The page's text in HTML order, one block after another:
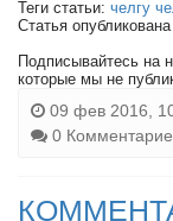
Теги статьи: челгу
Статья
Подписывайтесь на
которые мы не
09 фев 2016,
0